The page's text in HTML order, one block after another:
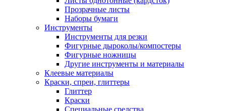
Прозрачные листы
Наборы бумаги
Инструменты
Инструменты для резки
Фигурные дыроколы/компостеры
Фигурные ножницы
Другие инструменты и материалы
Клеевые материалы
Краски, спреи, глиттеры
Глиттер
Краски
Специальные средства